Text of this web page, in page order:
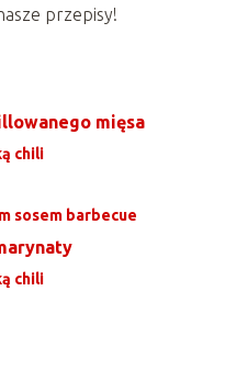
przepisy!
mięsa
chili
sosem barbecue
chili